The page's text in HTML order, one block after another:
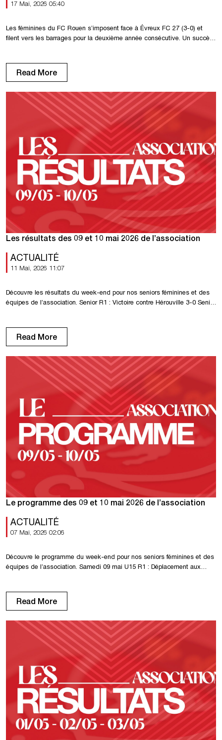
17 Mai, 2026 05:40
Les féminines du FC Rouen s’imposent face à Évreux FC 27 (3-0) et
filent vers les barrages pour la deuxième année consécutive. Un succès
régulière ! Place maintenant aux barrages d’accession en D3F face […]
Read More
Les résultats des 09 et 10 mai 2026 de l’association
ACTUALITÉ
11 Mai, 2026 11:07
Découvre les résultats du week-end pour nos seniors féminines et des
équipes de l’association. Senior R1 : Victoire contre Hérouville 3-0 Senior
6-0 U15 R1 : […]
Read More
Le programme des 09 et 10 mai 2026 de l’association
ACTUALITÉ
07 Mai, 2026 02:06
Découvre le programme du week-end pour nos seniors féminines et des
équipes de l’association. Samedi 09 mai U15 R1 : Déplacement aux
Déplacement à Flers à 15h00. Réserve F […]
Read More